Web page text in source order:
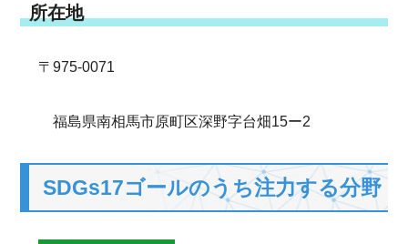
所在地
〒975-0071
福島県南相馬市原町区深野字台畑15ー2
SDGs17ゴールのうち注力する分野